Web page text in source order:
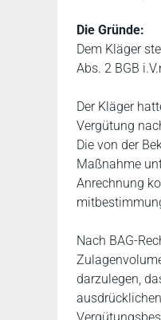
Die Gründe:
Dem Kläger
Abs. 2 BGB
Der Kläger
Vergütung
Die von der
Maßnahme
Anrechnung
Nach BAG-
darzulegen,